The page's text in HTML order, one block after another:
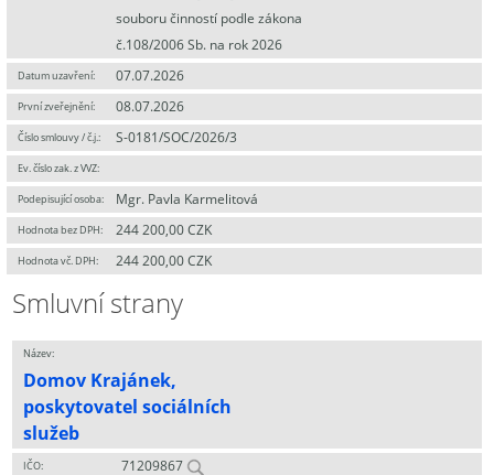
souboru činností podle zákona
č.108/2006 Sb. na rok 2026
Datum uzavření: 07.07.2026
První zveřejnění: 08.07.2026
Číslo smlouvy / č.j.: S-0181/SOC/2026/3
Ev. číslo zak. z VVZ:
Podepisující osoba: Mgr. Pavla Karmelitová
Hodnota bez DPH: 244 200,00 CZK
Hodnota vč. DPH: 244 200,00 CZK
Smluvní strany
Název:
Domov Krajánek,
poskytovatel sociálních
služeb
IČO: 71209867